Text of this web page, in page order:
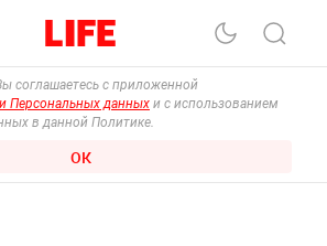
соглашаетесь с приложенной
Персональных данных и с использованием
в данной Политике.
ОК